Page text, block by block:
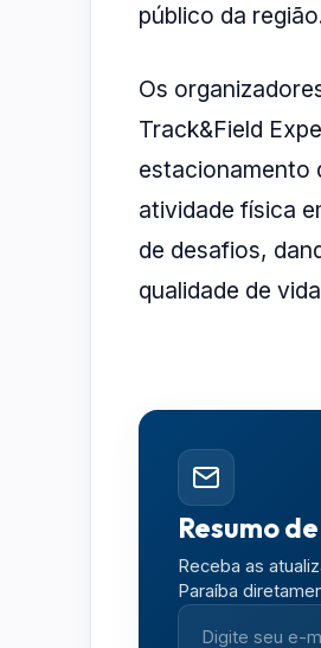
público da
Os
Track&Field
estacionamento
atividade física
de desafios,
qualidade de
Resumo
Receba as
Paraíba